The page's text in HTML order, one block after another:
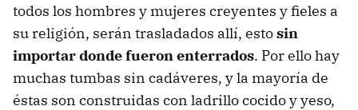
todos los hombres y mujeres creyentes y fieles a
su religión, serán trasladados allí, estosin
importar donde fueron enterrados. Por ello hay
muchas tumbas sin cadáveres, y la mayoría de
éstas son construidas con ladrillo cocido y yeso,